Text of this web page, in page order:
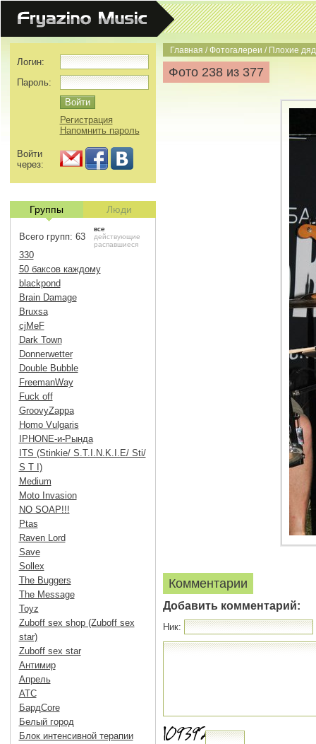
Главная /Фотогалереи / Плохие
Фото 238 из 377
Комментарии
Добавить комментарий:
Ник:
Логин:
Пароль:
Регистрация
Напомнить пароль
Войти
через:
Группы Люди
Всего групп: 63
все
действующие
распавшиеся
330
50 баксов каждому
blackpond
Brain Damage
Bruxsa
cjMeF
Dark Town
Donnerwetter
Double Bubble
FreemanWay
Fuck off
GroovyZappa
Homo Vulgaris
IPHONE-и-Рында
ITS (Stinkie/ S.T.I.N.K.I.E/ Sti/
S T I)
Medium
Moto Invasion
NO SOAP!!!
Ptas
Raven Lord
Save
Sollex
The Buggers
The Message
Toyz
Zuboff sex shop (Zuboff sex
star)
Zuboff sex star
Антимир
Апрель
АТС
БардCore
Белый город
Блок интенсивной терапии